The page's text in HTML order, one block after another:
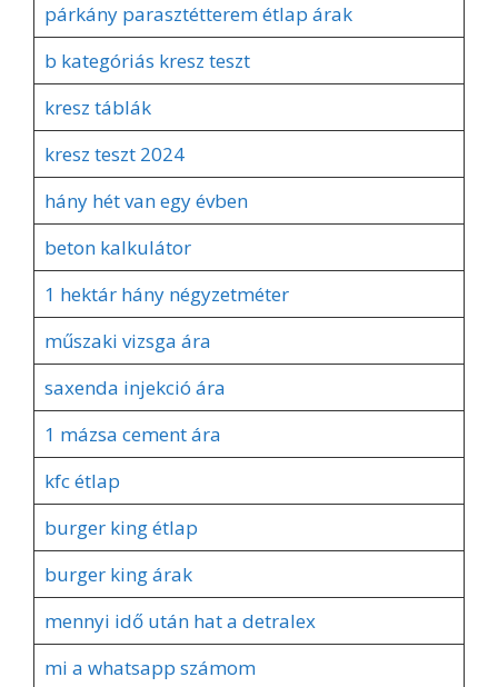
párkány parasztétterem étlap árak
b kategóriás kresz teszt
kresz táblák
kresz teszt 2024
hány hét van egy évben
beton kalkulátor
1 hektár hány négyzetméter
műszaki vizsga ára
saxenda injekció ára
1 mázsa cement ára
kfc étlap
burger king étlap
burger king árak
mennyi idő után hat a detralex
mi a whatsapp számom